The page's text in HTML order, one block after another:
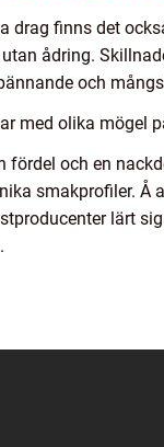
drag finns det
ådring.
och
med olika mögel
fördel och en
smakprofiler.
lärt